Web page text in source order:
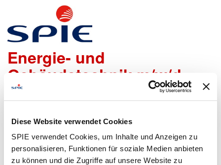
Diese Website verwendet Cookies
SPIE verwendet Cookies, um Inhalte und Anzeigen zu
personalisieren, Funktionen für soziale Medien anbieten
zu können und die Zugriffe auf unsere Website zu
Elektroniker / Monteur
Energie- und
Gebäudetechnik m/w/d
möchtest!
Um den Bewerbungsprozess für Dich so einfach wie
möglich zu gestalten, bieten wir Dir folgende Möglichkeiten
an, um Daten zu übermitteln: